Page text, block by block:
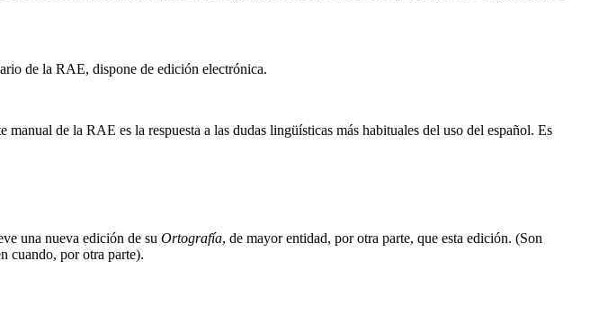
de la RAE, dispone de edición electrónica.
de la RAE es la respuesta a las dudas lingüísticas más habituales del uso del español. Es
una nueva edición de su Ortografía, de mayor entidad, por otra parte, que esta edición. (Son
cuando, por otra parte).